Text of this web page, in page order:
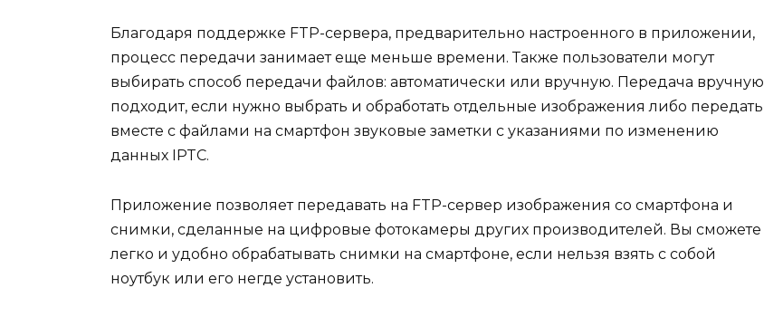
Благодаря поддержке FTP-сервера, предварительно настроенного в приложении,
процесс передачи занимает еще меньше времени. Также пользователи могут
выбирать способ передачи файлов: автоматически или вручную. Передача вручную
подходит, если нужно выбрать и обработать отдельные изображения либо передать
вместе с файлами на смартфон звуковые заметки с указаниями по изменению
данных IPTC.
Приложение позволяет передавать на FTP-сервер изображения со смартфона и
снимки, сделанные на цифровые фотокамеры других производителей. Вы сможете
легко и удобно обрабатывать снимки на смартфоне, если нельзя взять с собой
ноутбук или его негде установить.